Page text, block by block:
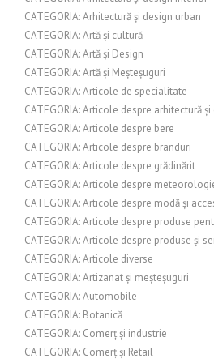
CATEGORIA: Arhitectură și design urban
CATEGORIA: Artă și cultură
CATEGORIA: Artă și Design
CATEGORIA: Artă și Meșteșuguri
CATEGORIA: Articole de specialitate
CATEGORIA: Articole despre arhitectură
CATEGORIA: Articole despre bere
CATEGORIA: Articole despre branduri
CATEGORIA: Articole despre grădinărit
CATEGORIA: Articole despre
CATEGORIA: Articole despre modă și
CATEGORIA: Articole despre produse
CATEGORIA: Articole despre produse și
CATEGORIA: Articole diverse
CATEGORIA: Artizanat și meșteșuguri
CATEGORIA: Automobile
CATEGORIA: Botanică
CATEGORIA: Comerț și industrie
CATEGORIA: Comerț și Retail